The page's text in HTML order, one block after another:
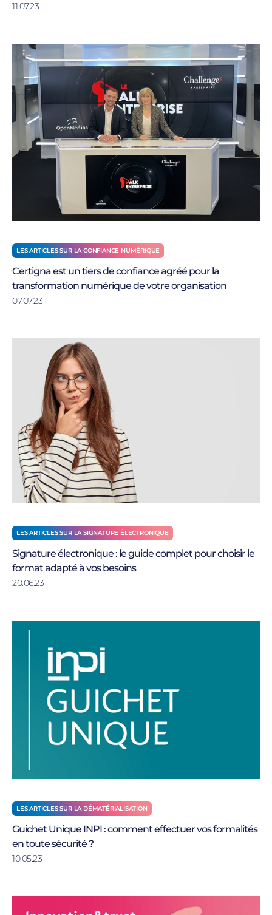
11.07.23
LES ARTICLES SUR LA CONFIANCE NUMÉRIQUE
Certigna est un tiers de confiance agréé pour la
transformation numérique de votre organisation
07.07.23
LES ARTICLES SUR LA SIGNATURE ÉLECTRONIQUE
Signature électronique : le guide complet pour choisir le
format adapté à vos besoins
20.06.23
LES ARTICLES SUR LA DÉMATÉRIALISATION
Guichet Unique INPI : comment effectuer vos formalités
en toute sécurité ?
10.05.23